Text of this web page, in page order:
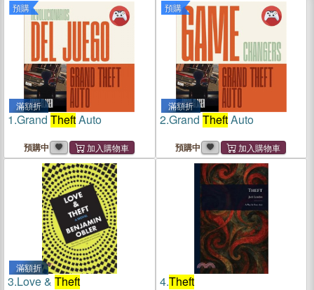
預購
滿額折
1.Grand TheftAuto
預購中
預購
滿額折
2.Grand TheftAuto
預購中
滿額折
3.Love & Theft 4.Theft